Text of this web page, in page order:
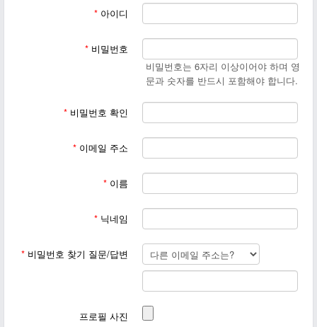
4. 회원가입이 끝나면 작은교회 일꾼에게 꼭 등업신청을 부탁하
* 아이디
* 비밀번호
비밀번호는 6자리 이상이어야 하며 영
문과 숫자를 반드시 포함해야 합니다.
* 비밀번호 확인
* 이메일 주소
* 이름
* 닉네임
* 비밀번호 찾기 질문/답변
프로필 사진